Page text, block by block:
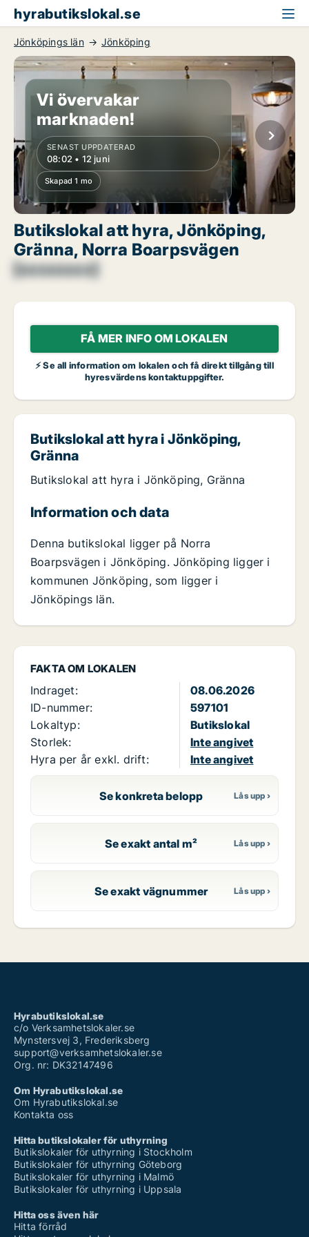
hyrabutikslokal.se
Jönköpings län Jönköping
Vi övervakar
marknaden!
SENAST UPPDATERAD
08:02 • 12 juni
Skapad 1 mo
Butikslokal att hyra, Jönköping,
Gränna, Norra Boarpsvägen
[xxxxxxxx]
FÅ MER INFO OM LOKALEN
⚡ Se all information om lokalen och få direkt tillgång till
hyresvärdens kontaktuppgifter.
FAKTA OM LOKALEN
Indraget:
08.06.2026
ID-nummer:
597101
Lokaltyp:
Butikslokal
Storlek:
Inte angivet
Hyra per år exkl. drift:
Inte angivet
Se konkreta belopp
Se exakt antal m²
Se exakt vägnummer
Butikslokal att hyra i Jönköping,
Gränna
Butikslokal att hyra i Jönköping, Gränna
Information och data
Denna butikslokal ligger på Norra
Boarpsvägen i Jönköping. Jönköping ligger i
kommunen Jönköping, som ligger i
Jönköpings län.
Hyrabutikslokal.se
c/o Verksamhetslokaler.se
Mynstersvej 3, Frederiksberg
support@verksamhetslokaler.se
Org. nr: DK32147496
Om Hyrabutikslokal.se
Om Hyrabutikslokal.se
Kontakta oss
Hitta butikslokaler för uthyrning
Butikslokaler för uthyrning i Stockholm
Butikslokaler för uthyrning Göteborg
Butikslokaler för uthyrning i Malmö
Butikslokaler för uthyrning i Uppsala
Hitta oss även här
Hitta förråd